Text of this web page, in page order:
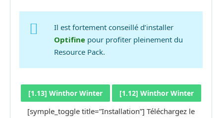
Il est fortement conseillé d’installer
Optifine pour profiter pleinement du
Resource Pack.
[1.13] Winthor Winter [1.12] Winthor Winter
[symple_toggle title=”Installation”] Téléchargez le